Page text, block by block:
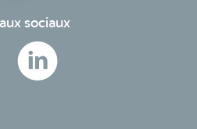
sociaux